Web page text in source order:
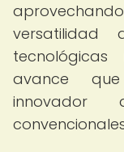
versatilidad
tecnológicas
avance